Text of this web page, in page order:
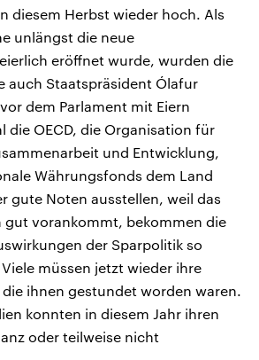
diesem Herbst wieder hoch. Als
unlängst die neue
eröffnet wurde, wurden die
auch Staatspräsident Ólafur
dem Parlament mit Eiern
die OECD, die Organisation für
und Entwicklung,
Währungsfonds dem Land
gute Noten ausstellen, weil das
gut vorankommt, bekommen die
der Sparpolitik so
müssen jetzt wieder ihre
ihnen gestundet worden waren.
konnten in diesem Jahr ihren
oder teilweise nicht